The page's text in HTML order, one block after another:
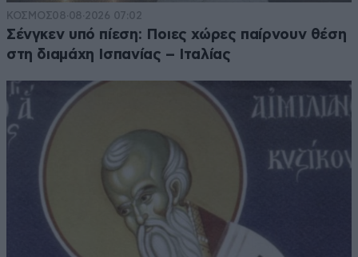
ΚΟΣΜΟΣ08·08·2026 07:02
Σένγκεν υπό πίεση: Ποιες χώρες παίρνουν θέση
στη διαμάχη Ισπανίας – Ιταλίας